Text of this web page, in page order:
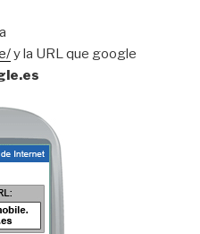
y la URL que google